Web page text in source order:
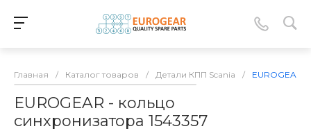
Главная / Каталог товаров / Детали КПП Scania / EUROGEAR
EUROGEAR - кольцо
синхронизатора 1543357